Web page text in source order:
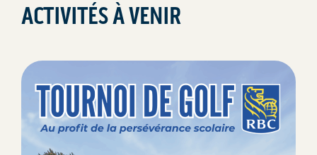
ACTIVITÉS À VENIR